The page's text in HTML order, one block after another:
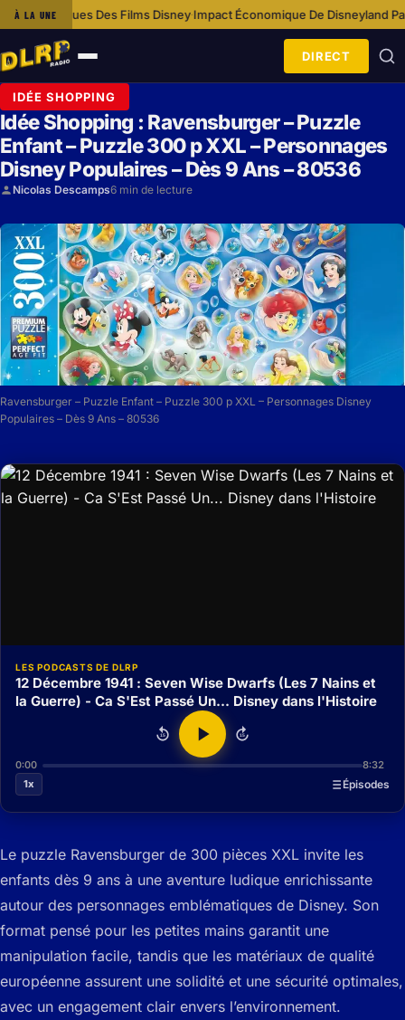
À LA UNEDisney·Impact Économique De Disneyland Paris Sur La
Ouvrir
le
menu
DIRECT
IDÉE SHOPPING
Idée Shopping : Ravensburger – Puzzle
Enfant – Puzzle 300 p XXL – Personnages
Disney Populaires – Dès 9 Ans – 80536
Nicolas Descamps6 min de lecture
Ravensburger – Puzzle Enfant – Puzzle 300 p XXL – Personnages Disney
Populaires – Dès 9 Ans – 80536
LES PODCASTS DE DLRP
12 Décembre 1941 : Seven Wise Dwarfs (Les 7 Nains et
la Guerre) - Ca S'Est Passé Un... Disney dans l'Histoire
15 15
0:00
8:32
1x
Épisodes
Le puzzle Ravensburger de 300 pièces XXL invite les
enfants dès 9 ans à une aventure ludique enrichissante
autour des personnages emblématiques de Disney. Son
format pensé pour les petites mains garantit une
manipulation facile, tandis que les matériaux de qualité
européenne assurent une solidité et une sécurité optimales,
avec un engagement clair envers l’environnement.